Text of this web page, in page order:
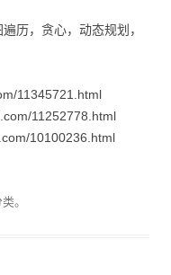
历，贪心，动态规划，
11345721.html
11252778.html
10100236.html
。